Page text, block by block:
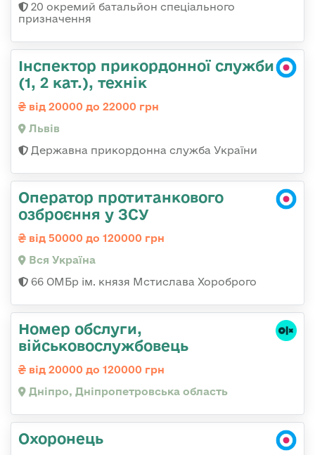
20 окремий батальйон спеціального
призначення
Інспектор прикордонної служби
(1, 2 кат.), технік
від 20000 до 22000 грн
Львів
Державна прикордонна служба України
Оператор протитанкового
озброєння у ЗСУ
від 50000 до 120000 грн
Вся Україна
66 ОМБр ім. князя Мстислава Хороброго
Номер обслуги,
військовослужбовець
від 20000 до 120000 грн
Дніпро, Дніпропетровська область
Охоронець